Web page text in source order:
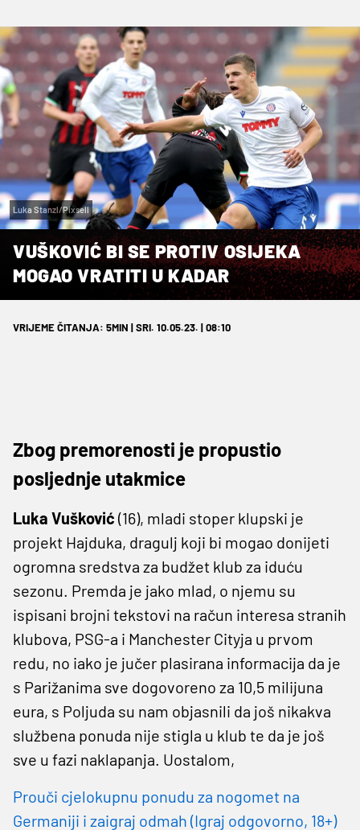
Luka Stanzl/Pixsell
VUŠKOVIĆ BI SE PROTIV OSIJEKA
MOGAO VRATITI U KADAR
VRIJEME ČITANJA: 5MIN | SRI. 10.05.23. | 08:10
Zbog premorenosti je propustio
posljednje utakmice
Luka Vušković (16), mladi stoper klupski je
projekt Hajduka, dragulj koji bi mogao donijeti
ogromna sredstva za budžet klub za iduću
sezonu. Premda je jako mlad, o njemu su
ispisani brojni tekstovi na račun interesa stranih
klubova, PSG-a i Manchester Cityja u prvom
redu, no iako je jučer plasirana informacija da je
s Parižanima sve dogovoreno za 10,5 milijuna
eura, s Poljuda su nam objasnili da još nikakva
službena ponuda nije stigla u klub te da je još
sve u fazi naklapanja. Uostalom,
Prouči cjelokupnu ponudu za nogomet na
Germaniji i zaigraj odmah (Igraj odgovorno, 18+)